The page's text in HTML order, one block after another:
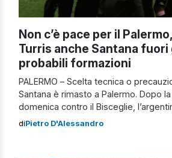
Non c’è pace per il
Turris anche Santana fuori
probabili formazioni
PALERMO – Scelta tecnica o
Santana è rimasto a Palermo. Dopo
domenica contro il Bisceglie,
piccoli fastidi fisici e perché per lui gli
diPietro D'Alessandro